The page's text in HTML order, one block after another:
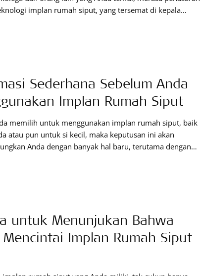
implan rumah siput, yang tersemat di kepala
Sederhana Sebelum Anda
Implan Rumah Siput
memilih untuk menggunakan implan rumah siput, baik
atau pun untuk si kecil, maka keputusan ini akan
Anda dengan banyak hal baru, terutama dengan
untuk Menunjukan Bahwa
Implan Rumah Siput